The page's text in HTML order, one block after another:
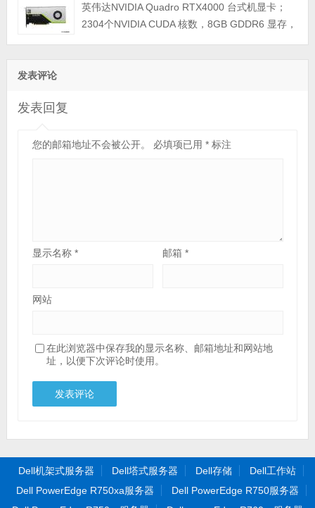
英伟达NVIDIA Quadro RTX4000 台式机显卡；
2304个NVIDIA CUDA 核数，8GB GDDR6 显存，
发表评论
发表回复
您的邮箱地址不会被公开。 必填项已用 *标注
显示名称 * 邮箱*
网站
在此浏览器中保存我的显示名称、邮箱地址和网站地
址，以便下次评论时使用。
Dell机架式服务器 Dell塔式服务器 Dell存储
Dell工作站
Dell PowerEdge R750xa服务器
Dell PowerEdge R750服务器